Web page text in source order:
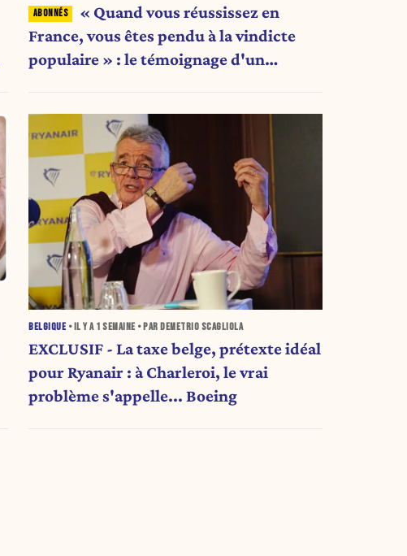
« Quand vous réussissez en
France, vous êtes pendu à la vindicte
populaire » : le témoignage d'un
BELGIQUE • IL Y A 1 SEMAINE • PAR DEMETRIO SCAGLIOLA
EXCLUSIF - La taxe belge, prétexte idéal
pour Ryanair : à Charleroi, le vrai
problème s'appelle... Boeing